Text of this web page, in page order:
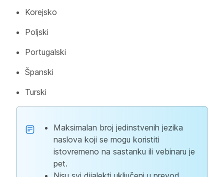
Korejsko
Poljski
Portugalski
Španski
Turski
Maksimalan broj jedinstvenih jezika
naslova koji se mogu koristiti
istovremeno na sastanku ili vebinaru je
pet.